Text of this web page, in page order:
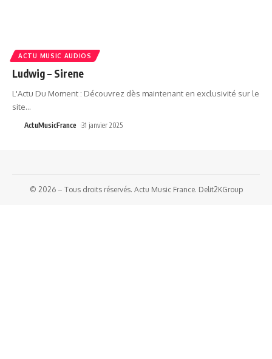
ACTU MUSIC AUDIOS
Ludwig – Sirene
L'Actu Du Moment : Découvrez dès maintenant en exclusivité sur le
site…
ActuMusicFrance 31 janvier 2025
© 2026 – Tous droits réservés. Actu Music France. Delit2KGroup